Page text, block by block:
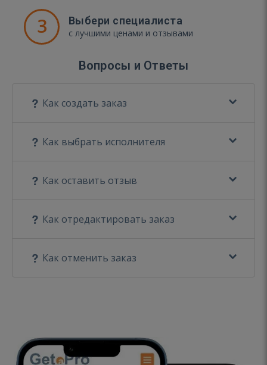
3 Выбери специалиста
с лучшими ценами и отзывами
Вопросы и Ответы
Как создать заказ
Как выбрать исполнителя
Как оставить отзыв
Как отредактировать заказ
Как отменить заказ